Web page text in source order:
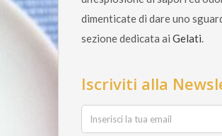
dimenticate di dare uno
sezione dedicata ai Gelati.
Iscriviti alla